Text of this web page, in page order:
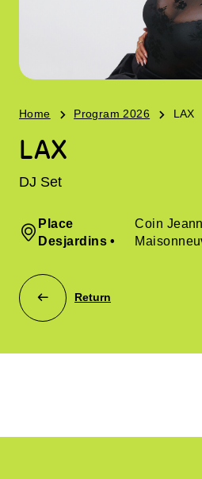
Home Program 2026 LAX
LAX
DJ Set
Place
Desjardins •
Coin
Return